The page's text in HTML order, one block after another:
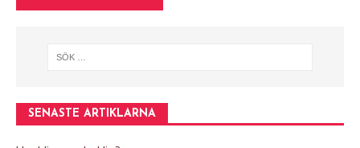
n
a
t
SENASTE ARTIKLARNA